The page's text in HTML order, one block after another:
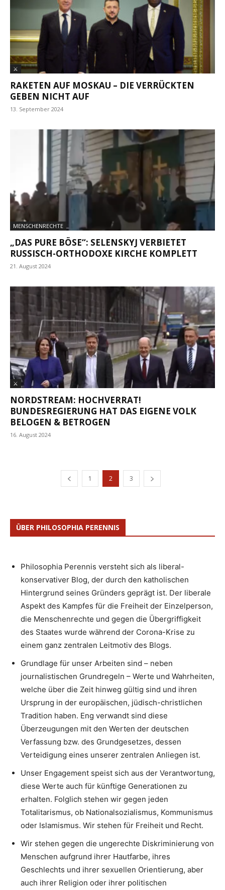
⚔
RAKETEN AUF MOSKAU – DIE VERRÜCKTEN
GEBEN NICHT AUF
13. September 2024
MENSCHENRECHTE
„DAS PURE BÖSE“: SELENSKYJ VERBIETET
RUSSISCH-ORTHODOXE KIRCHE KOMPLETT
21. August 2024
⚔
NORDSTREAM: HOCHVERRAT!
BUNDESREGIERUNG HAT DAS EIGENE VOLK
BELOGEN & BETROGEN
16. August 2024
1 2 3
ÜBER PHILOSOPHIA PERENNIS
Philosophia Perennis versteht sich als liberal-
konservativer Blog, der durch den katholischen
Hintergrund seines Gründers geprägt ist. Der liberale
Aspekt des Kampfes für die Freiheit der Einzelperson,
die Menschenrechte und gegen die Übergriffigkeit
des Staates wurde während der Corona-Krise zu
einem ganz zentralen Leitmotiv des Blogs.
Grundlage für unser Arbeiten sind – neben
journalistischen Grundregeln – Werte und Wahrheiten,
welche über die Zeit hinweg gültig sind und ihren
Ursprung in der europäischen, jüdisch-christlichen
Tradition haben. Eng verwandt sind diese
Überzeugungen mit den Werten der deutschen
Verfassung bzw. des Grundgesetzes, dessen
Verteidigung eines unserer zentralen Anliegen ist.
Unser Engagement speist sich aus der Verantwortung,
diese Werte auch für künftige Generationen zu
erhalten. Folglich stehen wir gegen jeden
Totalitarismus, ob Nationalsozialismus, Kommunismus
oder Islamismus. Wir stehen für Freiheit und Recht.
Wir stehen gegen die ungerechte Diskriminierung von
Menschen aufgrund ihrer Hautfarbe, ihres
Geschlechts und ihrer sexuellen Orientierung, aber
auch ihrer Religion oder ihrer politischen